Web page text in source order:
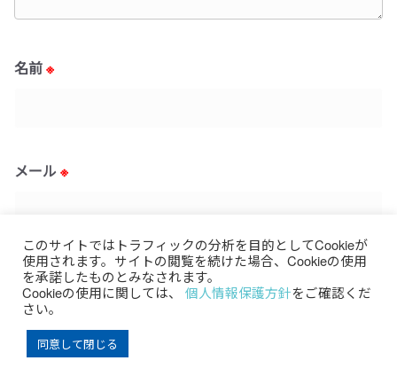
名前※
メール ※
サイト
このサイトではトラフィックの分析を目的としてCookieが
使用されます。サイトの閲覧を続けた場合、Cookieの使用
を承諾したものとみなされます。
Cookieの使用に関しては、 個人情報保護方針をご確認くだ
さい。
同意して閉じる